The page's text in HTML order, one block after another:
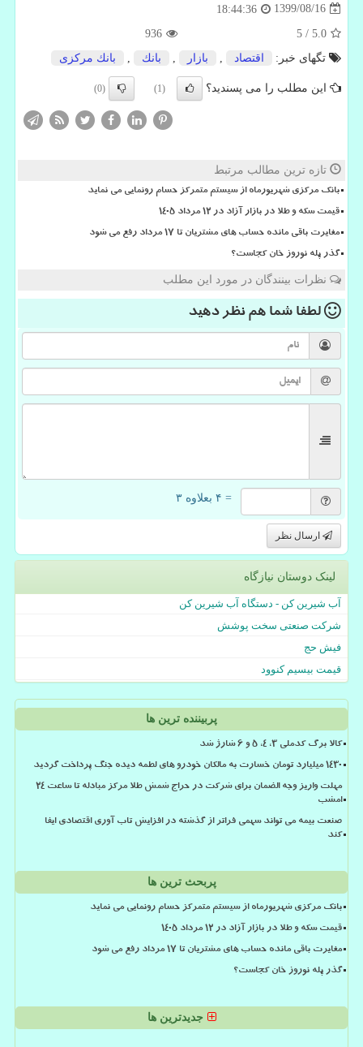
1399/08/16
18:44:36
5.0
/
5
936
تگهای خبر:
اقتصاد بازار بانك بانك مركزی
این مطلب را می پسندید؟ (1)
(0)
تازه ترین مطالب مرتبط
بانک مرکزی شهریورماه از سیستم متمرکز حسام رونمایی می نماید
قیمت سکه و طلا در بازار آزاد در ۱۲ مرداد ۱۴۰۵
مغایرت باقی مانده حساب های مشتریان تا 17 مرداد رفع می شود
گذر پله نوروز خان کجاست؟
نظرات بینندگان در مورد این مطلب
لطفا شما همنظر دهید
= ۴ بعلاوه ۳
ارسال نظر
لینک دوستان نیازگاه
آب شیرین کن - دستگاه آب شیرین کن
شرکت صنعتی سخت پوشش
فیش حج
قیمت بیسیم کنوود
پربیننده ترین ها
کالا برگ کدملی 3، 4، 5 و 6 شارژ شد
۱۴۳۰ میلیارد تومان خسارت به مالکان خودرو های لطمه دیده جنگ پرداخت گردید
مهلت واریز وجه الضمان برای شرکت در حراج شمش طلا مرکز مبادله تا ساعت ۲۴
امشب
صنعت بیمه می تواند سهمی فراتر از گذشته در افزایش تاب آوری اقتصادی ایفا
کند
پربحث ترین ها
بانک مرکزی شهریورماه از سیستم متمرکز حسام رونمایی می نماید
قیمت سکه و طلا در بازار آزاد در ۱۲ مرداد ۱۴۰۵
مغایرت باقی مانده حساب های مشتریان تا 17 مرداد رفع می شود
گذر پله نوروز خان کجاست؟
جدیدترین ها